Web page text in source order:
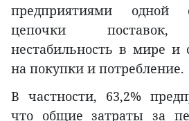
предприятиями одной
цепочки поставок,
нестабильность в мире и
на покупки и потребление.
В частности, 63,2%
что общие затраты за